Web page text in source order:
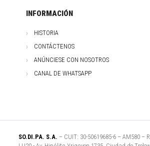
INFORMACIÓN
HISTORIA
CONTÁCTENOS
ANÚNCIESE CON NOSOTROS
CANAL DE WHATSAPP
SO.DI.PA. S.A. – CUIT: 30-50619685-6 – AM580 –